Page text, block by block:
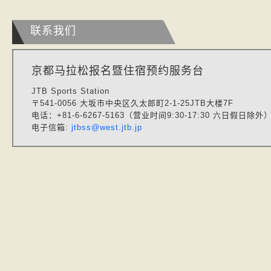
联系我们
京都马拉松报名暨住宿预约服务台
JTB Sports Station
〒541-0056 大坂市中央区久太郎町2-1-25JTB大楼7F
电话：+81-6-6267-5163（营业时间9:30-17:30 六日假日除外
电子信箱: jtbss@west.jtb.jp